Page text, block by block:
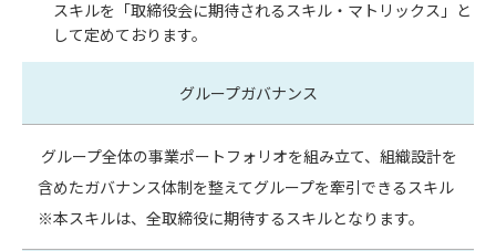
スキルを「取締役会に期待されるスキル・マトリックス」と
して定めております。
グループガバナンス
グループ全体の事業ポートフォリオを組み立て、組織設計を
含めたガバナンス体制を整えてグループを牽引できるスキル
※本スキルは、全取締役に期待するスキルとなります。